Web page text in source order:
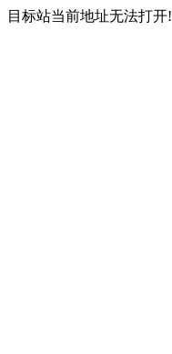
目标站当前地址无法打开!